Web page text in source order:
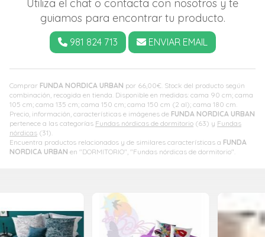
Comprar FUNDA NORDICA URBAN por 66,00€ . Stock del producto según
combinación, recogida en tienda. Disponible en medidas: cama 90 cm; cama
105 cm; cama 135 cm; cama 150 cm; cama 150 cm (2 al); cama 180 cm.
Precio, información, características e imágenes de FUNDA NORDICA URBAN
pertenece a las categorías Fundas nórdicas de dormitorio (63) y Fundas
nórdicas (31).
Encuentra productos relacionados y de similares características a FUNDA
NORDICA URBAN en "DORMITORIO", "Fundas nórdicas de dormitorio".
Utiliza el chat o contacta con nosotros y te
guiamos para encontrar tu producto.
981 824 713 ENVIAR EMAIL